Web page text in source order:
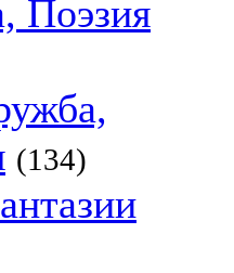
Поэзия
(134)